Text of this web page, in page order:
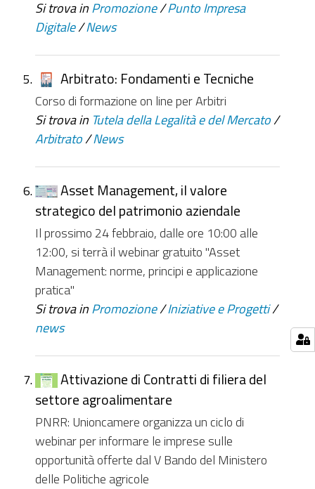
Si trova in Promozione /Punto Impresa
Digitale /News
Arbitrato: Fondamenti e Tecniche
Corso di formazione on line per Arbitri
Si trova in Tutela della Legalità e del Mercato /
Arbitrato /News
Asset Management, il valore
strategico del patrimonio aziendale
Il prossimo 24 febbraio, dalle ore 10:00 alle
12:00, si terrà il webinar gratuito "Asset
Management: norme, principi e applicazione
pratica"
Si trova in Promozione /Iniziative e Progetti /
news
Attivazione di Contratti di filiera del
settore agroalimentare
PNRR: Unioncamere organizza un ciclo di
webinar per informare le imprese sulle
opportunità offerte dal V Bando del Ministero
delle Politiche agricole